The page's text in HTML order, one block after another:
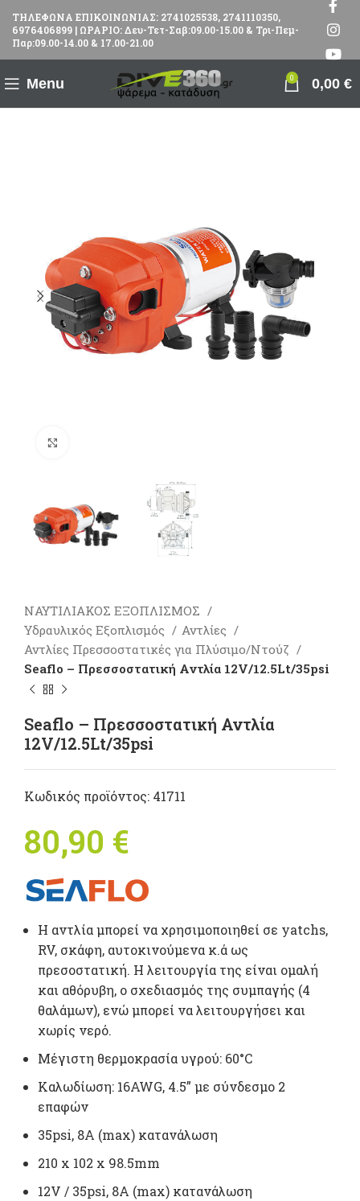
ΤΗΛΕΦΩΝΑ ΕΠΙΚΟΙΝΩΝΙΑΣ: 2741025538, 2741110350,
6976406899 | ΩΡΑΡΙΟ: Δευ-Τετ-Σαβ:09.00-15.00 & Τρι-Πεμ-
Παρ:09.00-14.00 & 17.00-21.00
Menu 0 0,00 €
ΝΑΥΤΙΛΙΑΚΟΣ ΕΞΟΠΛΙΣΜΟΣ
Υδραυλικός Εξοπλισμός
Αντλίες
Αντλίες Πρεσσοστατικές για Πλύσιμο/Ντούζ
Seaflo – Πρεσσοστατική Αντλία 12V/12.5Lt/35psi
Seaflo – Πρεσσοστατική Αντλία
12V/12.5Lt/35psi
Κωδικός προϊόντος: 41711
80,90 €
Η αντλία μπορεί να χρησιμοποιηθεί σε yatchs,
RV, σκάφη, αυτοκινούμενα κ.ά ως
πρεσοστατική. Η λειτουργία της είναι ομαλή
και αθόρυβη, ο σχεδιασμός της συμπαγής (4
θαλάμων), ενώ μπορεί να λειτουργήσει και
χωρίς νερό.
Μέγιστη θερμοκρασία υγρού: 60°C
Καλωδίωση: 16AWG, 4.5” με σύνδεσμο 2
επαφών
35psi, 8A (max) κατανάλωση
210 x 102 x 98.5mm
12V / 35psi, 8A (max) κατανάλωση